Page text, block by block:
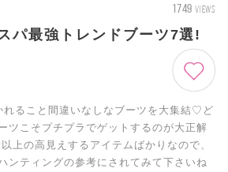
1749 VIEWS
パ最強トレンドブーツ7選!
れること間違いなしなブーツを大集結♡ど
ツこそプチプラでゲットするのが大正解
上の高見えするアイテムばかりなので、
ンティングの参考にされてみて下さいね